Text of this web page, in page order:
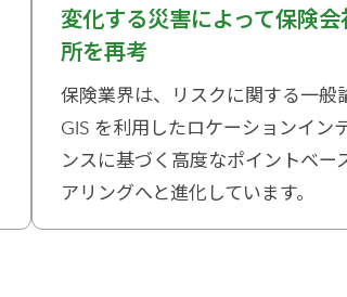
変化する災害によって保険会
所を再考
保険業界は、リスクに関する一般
GIS を利用したロケーションイン
ンスに基づく高度なポイントベー
アリングへと進化しています。